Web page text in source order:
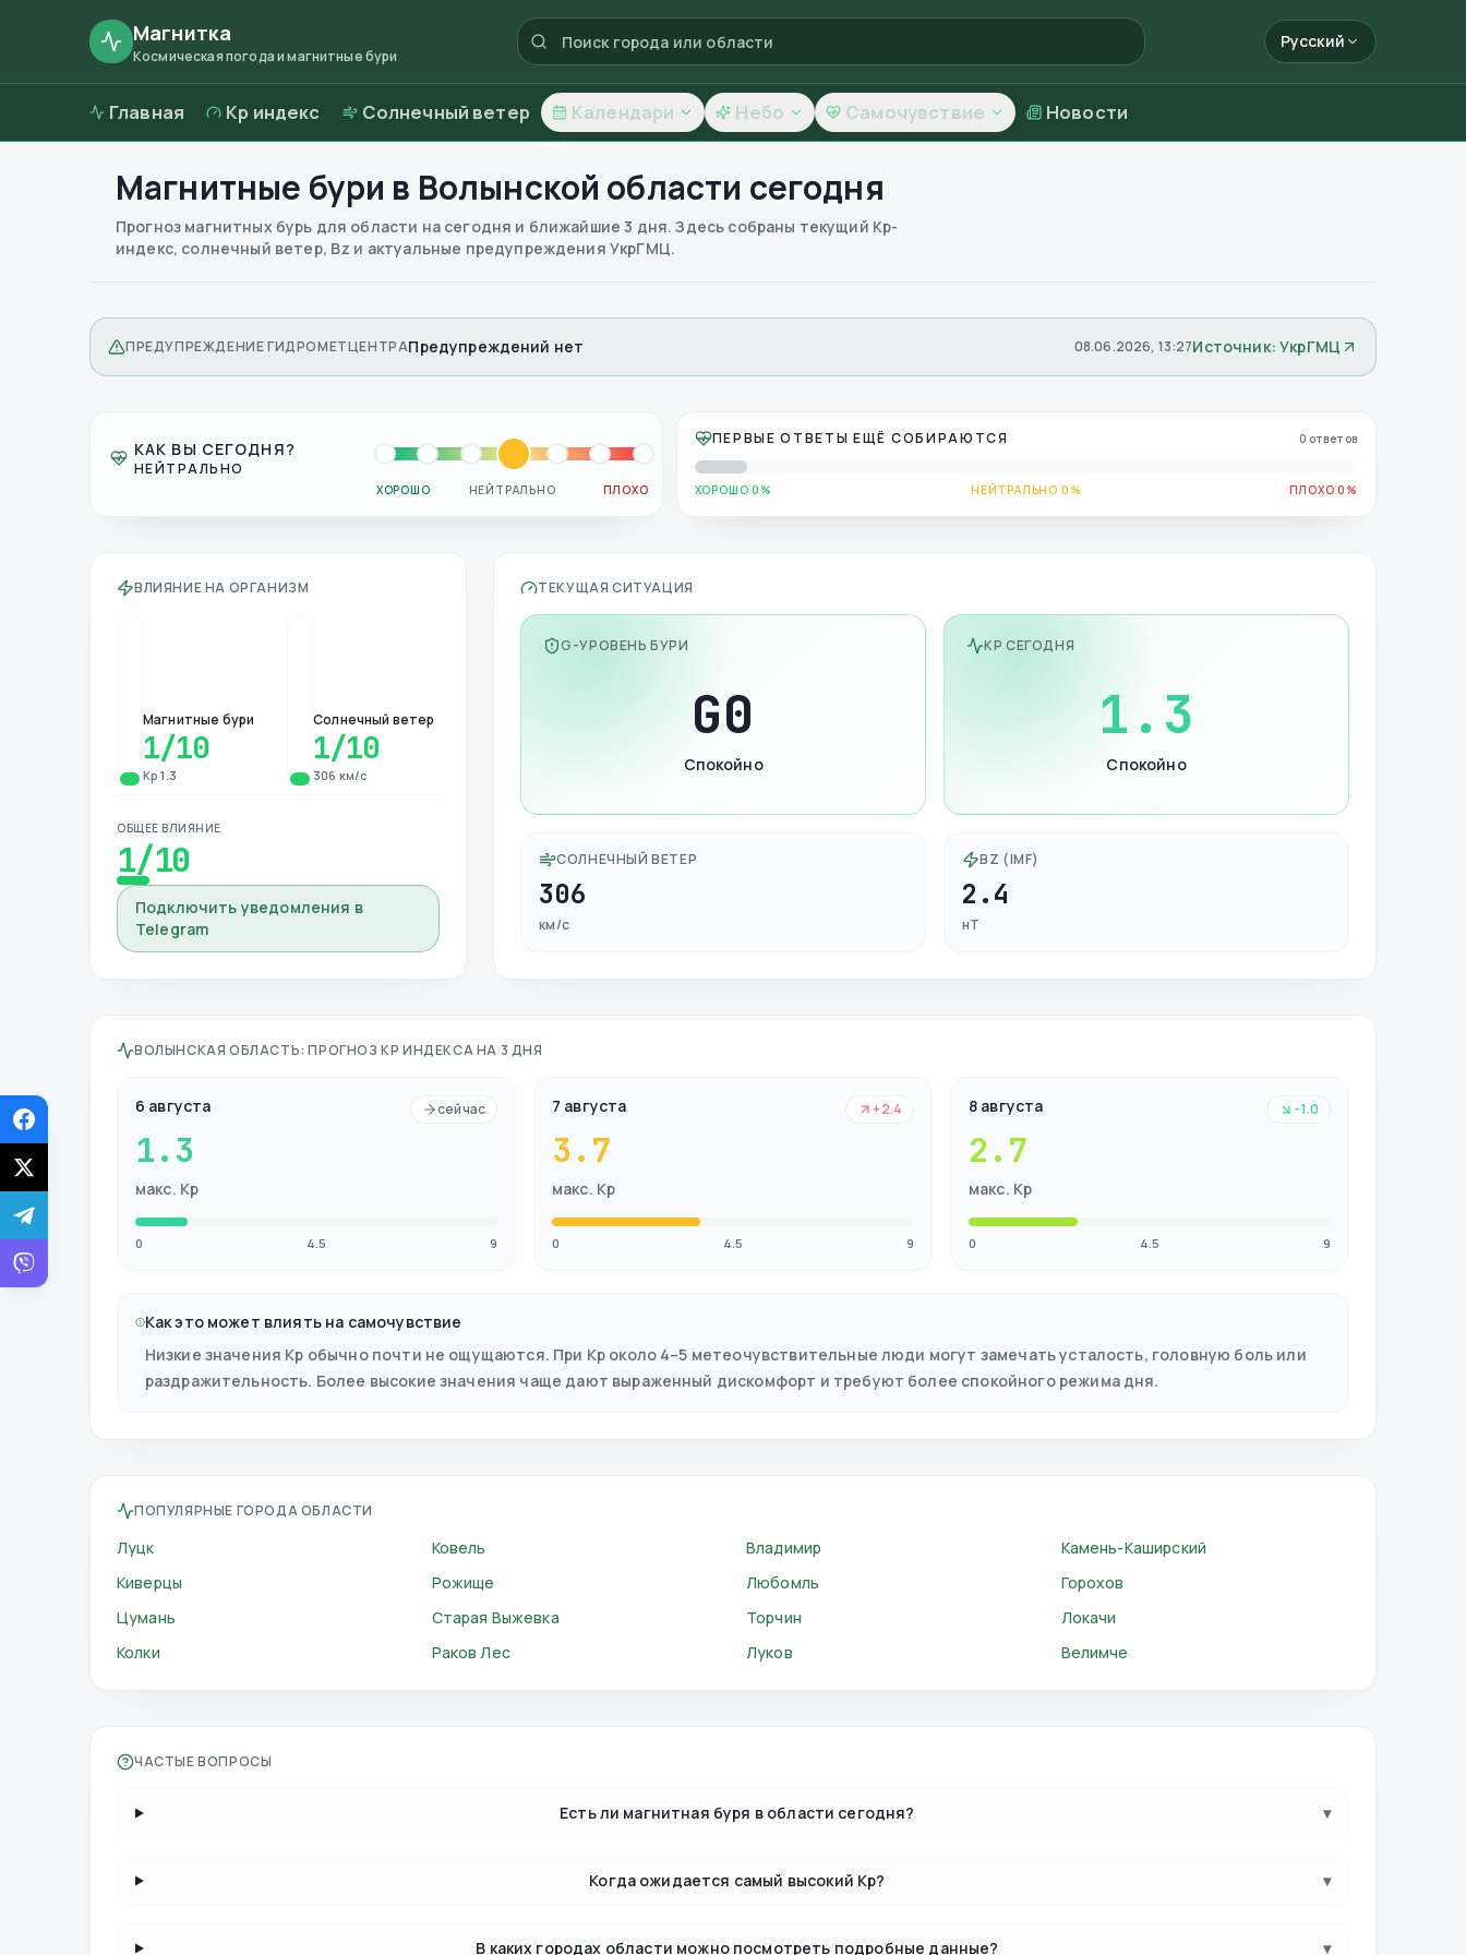
Магнитка
Космическая погода и магнитные бури
Русский
Главная Kp индекс Солнечный ветер Календари Небо Самочувствие Новости
Магнитные бури в Волынской области сегодня
Прогноз магнитных бурь для области на сегодня и ближайшие 3 дня. Здесь собраны текущий Kp-
индекс, солнечный ветер, Bz и актуальные предупреждения УкрГМЦ.
ПРЕДУПРЕЖДЕНИЕ ГИДРОМЕТЦЕНТРАПредупреждений нет 08.06.2026, 13:27Источник: УкрГМЦ
КАК ВЫ СЕГОДНЯ?
НЕЙТРАЛЬНО
ХОРОШО НЕЙТРАЛЬНО ПЛОХО
ПЕРВЫЕ ОТВЕТЫ ЕЩЁ СОБИРАЮТСЯ 0 ответов
ХОРОШО 0% НЕЙТРАЛЬНО 0% ПЛОХО 0%
ВЛИЯНИЕ НА ОРГАНИЗМ
Магнитные бури
1/10
Kp 1.3
Солнечный ветер
1/10
306 км/с
ОБЩЕЕ ВЛИЯНИЕ
1/10
Подключить уведомления в
Telegram
ТЕКУЩАЯ СИТУАЦИЯ
G-УРОВЕНЬ БУРИ
G0
Спокойно
KP СЕГОДНЯ
1.3
Спокойно
СОЛНЕЧНЫЙ ВЕТЕР
306
км/с
BZ (IMF)
2.4
нТ
ВОЛЫНСКАЯ ОБЛАСТЬ:ПРОГНОЗ KP ИНДЕКСА НА 3 ДНЯ
6 августа
1.3
макс. Kp
сейчас
0 4.5 9
7 августа
3.7
макс. Kp
+2.4
0 4.5 9
8 августа
2.7
макс. Kp
-1.0
0 4.5 9
Как это может влиять на самочувствие
Низкие значения Kp обычно почти не ощущаются. При Kp около 4–5 метеочувствительные люди могут замечать усталость, головную боль или
раздражительность. Более высокие значения чаще дают выраженный дискомфорт и требуют более спокойного режима дня.
ПОПУЛЯРНЫЕ ГОРОДА ОБЛАСТИ
Луцк Ковель Владимир
Камень-Каширский
Киверцы
Рожище Любомль
Горохов
Цумань
Старая Выжевка Торчин
Локачи
Колки
Раков Лес Луков Велимче
ЧАСТЫЕ ВОПРОСЫ
Есть ли магнитная буря в области сегодня? ▾
Когда ожидается самый высокий Kp? ▾
В каких городах области можно посмотреть подробные данные? ▾